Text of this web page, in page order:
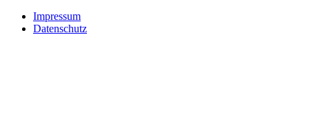
Impressum
Datenschutz